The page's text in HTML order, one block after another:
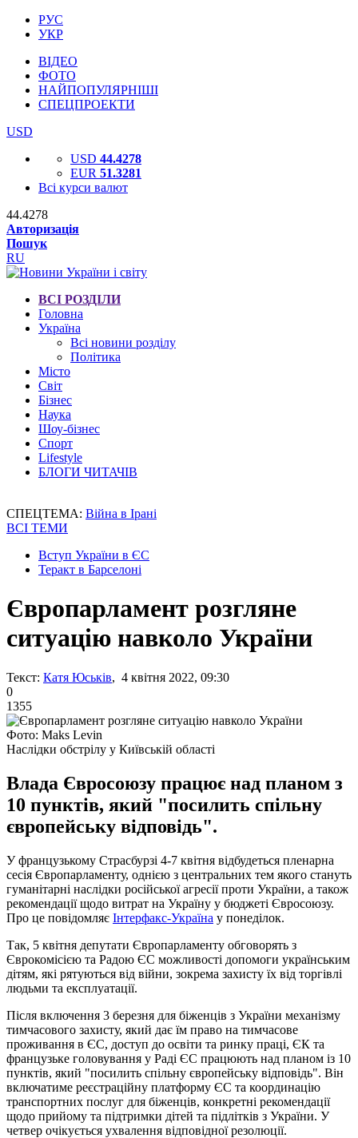
РУС
УКР
ВІДЕО
ФОТО
НАЙПОПУЛЯРНІШІ
СПЕЦПРОЕКТИ
USD
USD 44.4278
EUR 51.3281
Всі курси валют
44.4278
Авторизація
Пошук
RU
ВСІ РОЗДІЛИ
Головна
Україна
Всі новини розділу
Політика
Місто
Світ
Бізнес
Наука
Шоу-бізнес
Спорт
Lifestyle
БЛОГИ ЧИТАЧІВ
СПЕЦТЕМА: Війна в Ірані
ВСІ ТЕМИ
Вступ України в ЄС
Теракт в Барселоні
Європарламент розгляне
ситуацію навколо України
Текст: Катя Юськів, 4 квітня 2022, 09:30
0
1355
Фото: Maks Levin
Наслідки обстрілу у Київській області
Влада Євросоюзу працює над планом з
10 пунктів, який "посилить спільну
європейську відповідь".
У французькому Страсбурзі 4-7 квітня відбудеться пленарна
сесія Європарламенту, однією з центральних тем якого стануть
гуманітарні наслідки російської агресії проти України, а також
рекомендації щодо витрат на Україну у бюджеті Євросоюзу.
Про це повідомляє Інтерфакс-Україна у понеділок.
Так, 5 квітня депутати Європарламенту обговорять з
Єврокомісією та Радою ЄС можливості допомоги українським
дітям, які рятуються від війни, зокрема захисту їх від торгівлі
людьми та експлуатації.
Після включення 3 березня для біженців з України механізму
тимчасового захисту, який дає їм право на тимчасове
проживання в ЄС, доступ до освіти та ринку праці, ЄК та
французьке головування у Раді ЄС працюють над планом із 10
пунктів, який "посилить спільну європейську відповідь". Він
включатиме реєстраційну платформу ЄС та координацію
транспортних послуг для біженців, конкретні рекомендації
щодо прийому та підтримки дітей та підлітків з України. У
четвер очікується ухвалення відповідної резолюції.